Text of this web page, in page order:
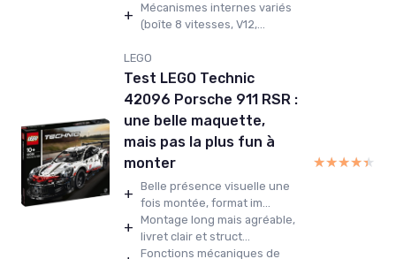
+ Mécanismes internes variés
(boîte 8 vitesses, V12,...
LEGO
Test LEGO Technic
42096 Porsche 911 RSR :
une belle maquette,
mais pas la plus fun à
monter
+ Belle présence visuelle une
fois montée, format im...
+ Montage long mais agréable,
livret clair et struct...
Fonctions mécaniques de
★★★★★
★★★★★